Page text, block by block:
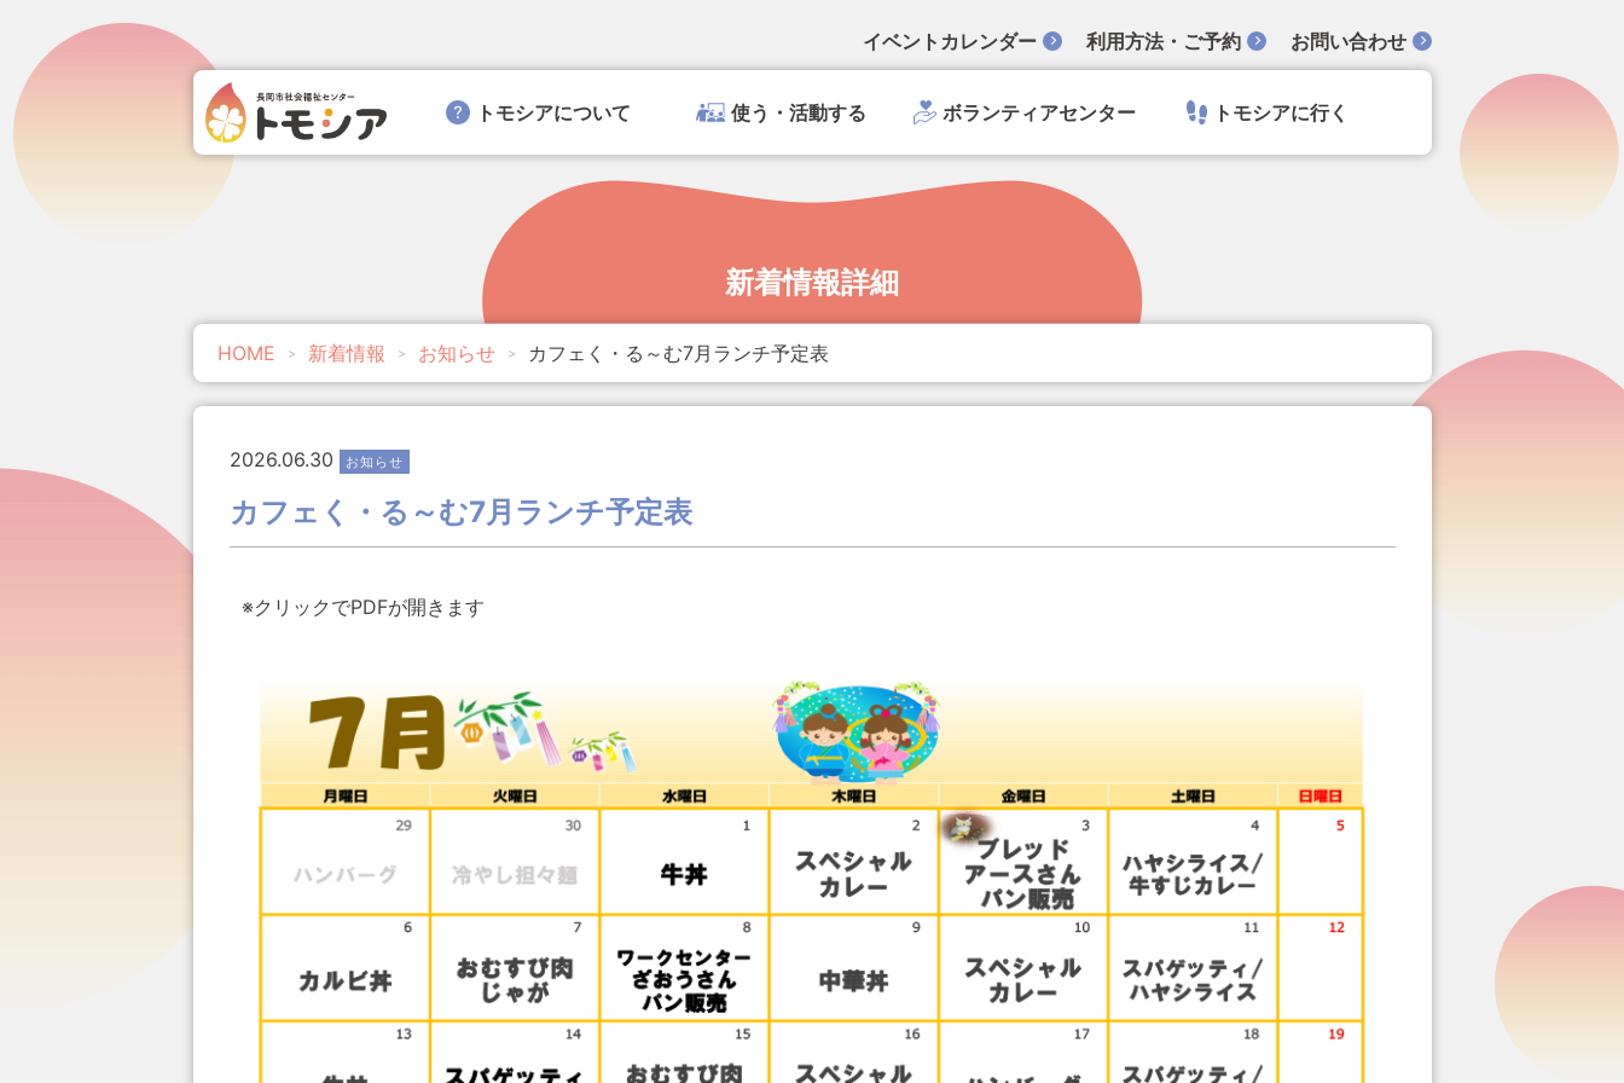
イベントカレンダー 利用方法・ご予約 お問い合わせ
トモシアについて 使う・活動する ボランティアセンター トモシアに行く
新着情報詳細
HOME 新着情報 お知らせ カフェく・る～む7月ランチ予定表
2026.06.30 お知らせ
カフェく・る～む7月ランチ予定表
※クリックでPDFが開きます